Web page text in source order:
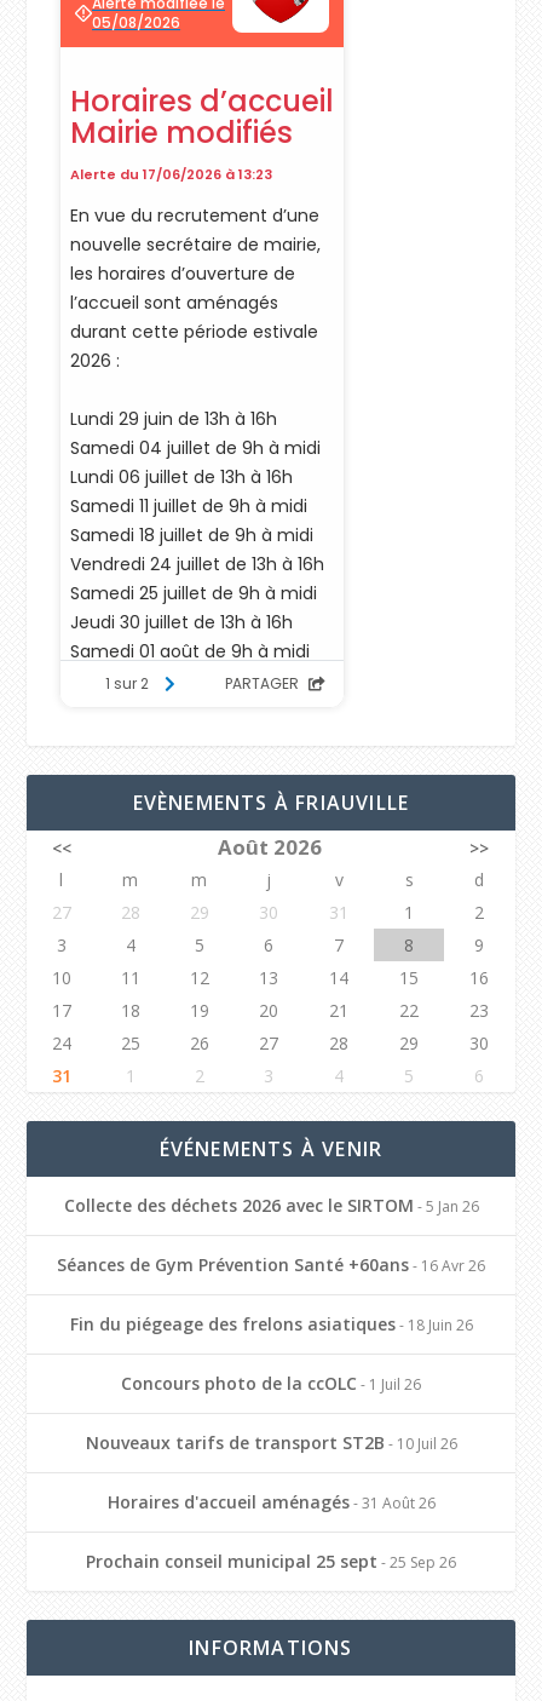
EVÈNEMENTS À FRIAUVILLE
<< Août 2026
>>
l
m m j v s
d
27
28 29 30 31 1
2
3
4 5 6 7 8
9
10
11 12 13 14 15
16
17
18 19 20 21 22
23
24
25 26 27 28 29
30
31
1 2 3 4 5 6
ÉVÉNEMENTS À VENIR
Collecte des déchets 2026 avec le SIRTOM - 5 Jan 26
Séances de Gym Prévention Santé +60ans- 16 Avr 26
Fin du piégeage des frelons asiatiques- 18 Juin 26
Concours photo de la ccOLC - 1 Juil 26
Nouveaux tarifs de transport ST2B - 10 Juil 26
Horaires d'accueil aménagés- 31 Août 26
Prochain conseil municipal 25 sept - 25 Sep 26
INFORMATIONS